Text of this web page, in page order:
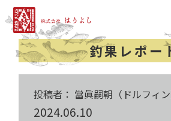
釣果レポー
投稿者： 當眞嗣朝（ドルフィン
2024.06.10